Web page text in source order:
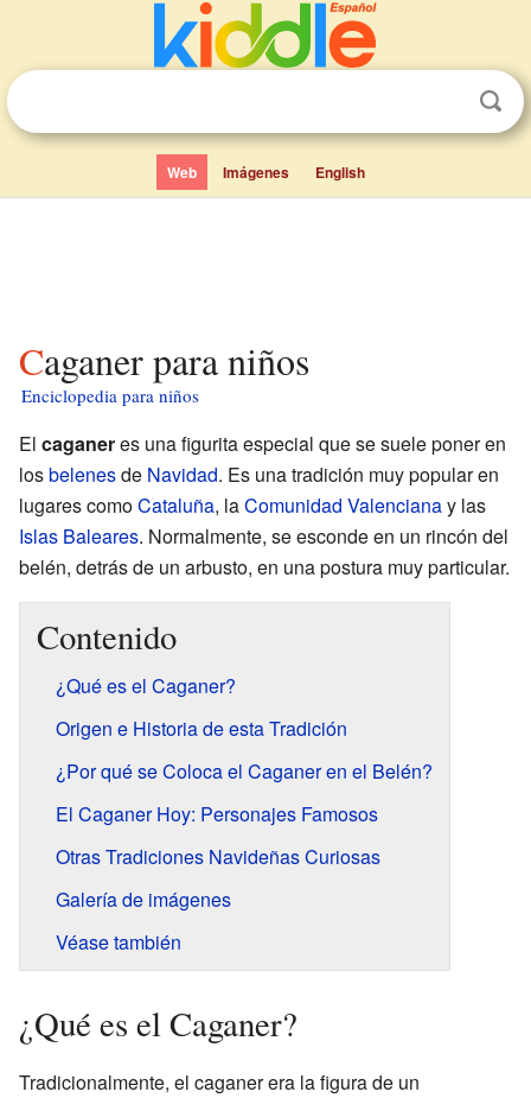
Web Imágenes English
Caganer para niños
Enciclopedia para niños
El caganeres una figurita especial que se suele poner en
losbelenesde Navidad. Es una tradición muy popular en
lugares comoCataluña, laComunidad Valencianay las
Islas Baleares. Normalmente, se esconde en un rincón del
belén, detrás de un arbusto, en una postura muy particular.
Contenido
¿Qué es el Caganer?
Origen e Historia de esta Tradición
¿Por qué se Coloca el Caganer en el Belén?
El Caganer Hoy: Personajes Famosos
Otras Tradiciones Navideñas Curiosas
Galería de imágenes
Véase también
¿Qué es el Caganer?
Tradicionalmente, el caganer era la figura de un